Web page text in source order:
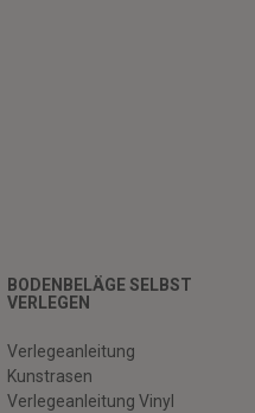
BODENBELÄGE SELBST
VERLEGEN
Verlegeanleitung
Kunstrasen
Verlegeanleitung Vinyl